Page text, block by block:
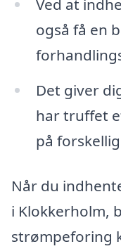
Ved at
også få en
Det giver
har truffet
på
Når du
i Klokkerholm,
strømpeforing